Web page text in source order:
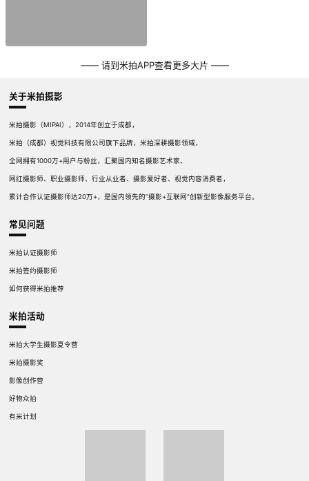
—— 请到米拍APP查看更多大片 ——
关于米拍摄影
米拍摄影（MIPAI），2014年创立于成都，
米拍（成都）视觉科技有限公司旗下品牌，米拍深耕摄影领域，
全网拥有1000万+用户与粉丝，汇聚国内知名摄影艺术家、
网红摄影师、职业摄影师、行业从业者、摄影爱好者、视觉内容消费者，
累计合作认证摄影师达20万+，是国内领先的“摄影+互联网”创新型影像服务平台。
常见问题
米拍认证摄影师
米拍签约摄影师
如何获得米拍推荐
米拍活动
米拍大学生摄影夏令营
米拍摄影奖
影像创作营
好物众拍
有米计划